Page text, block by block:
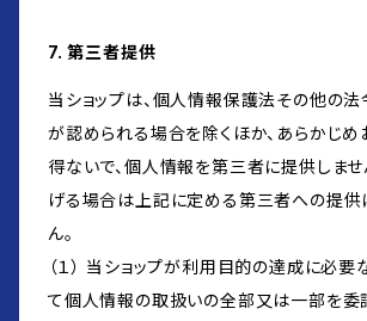
7. 第三者提供
当ショップは、個人情報保護法その他の
が認められる場合を除くほか、あらかじ
得ないで、個人情報を第三者に提供しませ
げる場合は上記に定める第三者への提供
ん。
（１） 当ショップが利用目的の達成に必
て個人情報の取扱いの全部又は一部を委